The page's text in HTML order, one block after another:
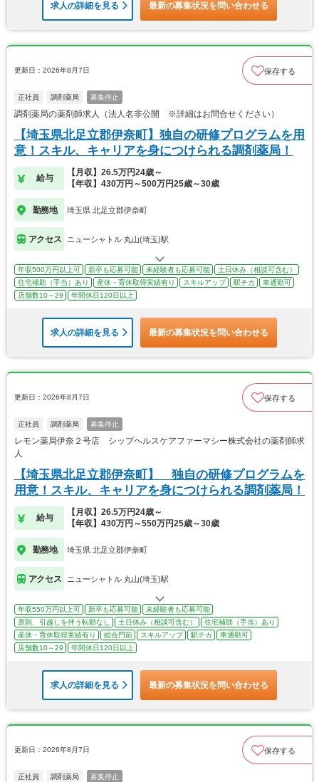
求人の詳細を見る 最新の募集状況を問い合わせる
更新日：2026年8月7日 保存する
正社員 調剤薬局 募集停止
調剤薬局の薬剤師求人（法人名非公開 ※詳細はお問合せください）
【埼玉県北足立郡伊奈町】独自の研修プログラムを用
意！スキル、キャリアを身につけられる調剤薬局！
給与
【月収】26.5万円24歳～
【年収】430万円～500万円25歳～30歳
勤務地 埼玉県 北足立郡伊奈町
アクセス ニューシャトル 丸山(埼玉)駅
年収500万円以上可 新卒も応募可能 未経験者も応募可能
土日休み（相談可含む）
住宅補助（手当）あり
産休・育休取得実績有り スキルアップ 駅チカ
車通勤可
店舗数10～29
年間休日120日以上
求人の詳細を見る 最新の募集状況を問い合わせる
更新日：2026年8月7日 保存する
正社員 調剤薬局 募集停止
レモン薬局伊奈２号店 シップヘルスケアファーマシー株式会社の薬剤師求
人
【埼玉県北足立郡伊奈町】 独自の研修プログラムを
用意！スキル、キャリアを身につけられる調剤薬局！
給与
【月収】26.5万円24歳～
【年収】430万円～550万円25歳～30歳
勤務地 埼玉県 北足立郡伊奈町
アクセス ニューシャトル 丸山(埼玉)駅
年収550万円以上可 新卒も応募可能
未経験者も応募可能
原則、引越しを伴う転勤なし
土日休み（相談可含む）
住宅補助（手当）あり
産休・育休取得実績有り
総合門前 スキルアップ 駅チカ
車通勤可
店舗数10～29
年間休日120日以上
求人の詳細を見る 最新の募集状況を問い合わせる
更新日：2026年8月7日 保存する
正社員 調剤薬局 募集停止